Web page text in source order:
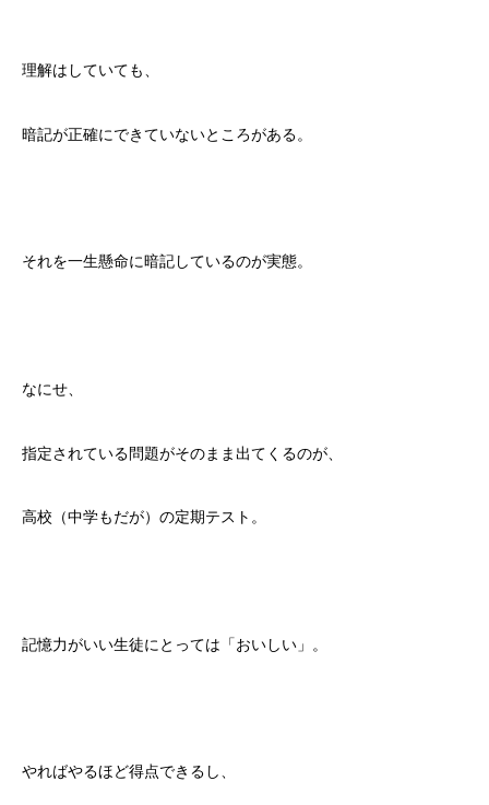
理解はしていても、
暗記が正確にできていないところがある。
それを一生懸命に暗記しているのが実態。
なにせ、
指定されている問題がそのまま出てくるのが、
高校（中学もだが）の定期テスト。
記憶力がいい生徒にとっては「おいしい」。
やればやるほど得点できるし、